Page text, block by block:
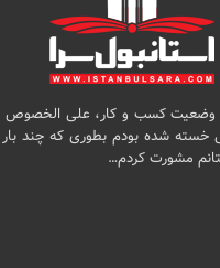
وضعیت کسب و کار، علی الخصوص
خسته شده بودم بطوری که چند
مشورت کردم…